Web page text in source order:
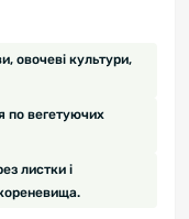
овочеві культури,
по вегетуючих
листки і